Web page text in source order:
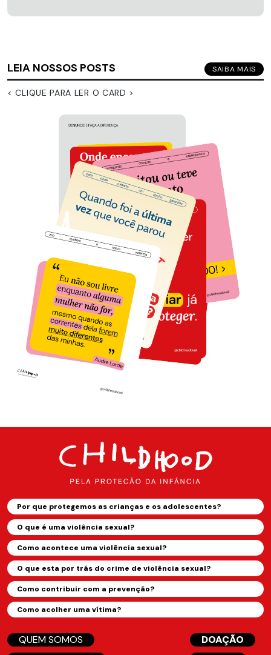
LEIA NOSSOS POSTS SAIBA MAIS
< CLIQUE PARA LER O CARD >
Por que protegemos as crianças e os adolescentes?
O que é uma violência sexual?
Como acontece uma violência sexual?
O que esta por trás do crime de violência sexual?
Como contribuir com a prevenção?
Como acolher uma vítima?
QUEM SOMOS
DOAÇÃO